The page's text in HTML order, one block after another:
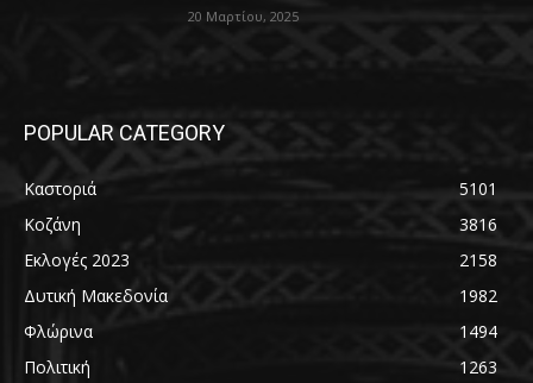
20 Μαρτίου, 2025
POPULAR CATEGORY
Καστοριά
5101
Κοζάνη
3816
Εκλογές 2023
2158
Δυτική Μακεδονία
1982
Φλώρινα
1494
Πολιτική
1263